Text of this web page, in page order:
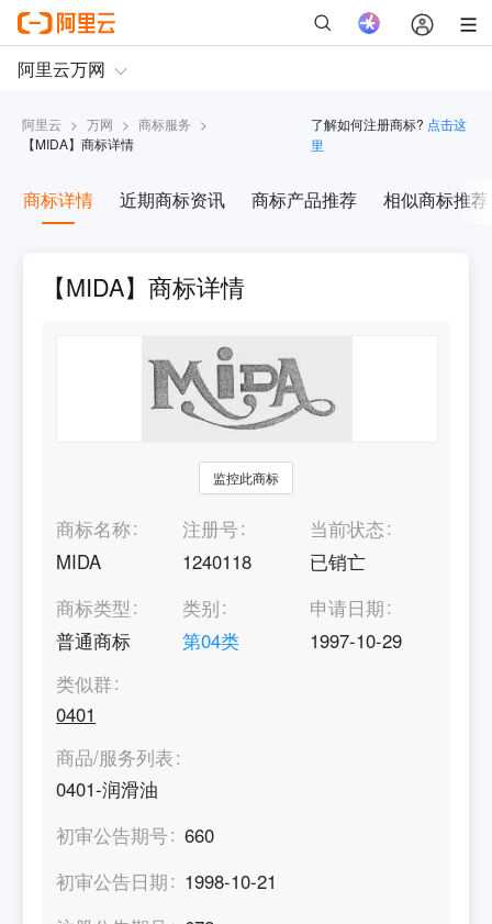
阿里云 > 万网 > 商标服务 >
【MIDA】商标详情
了解如何注册商标? 点击这
里
商标详情 近期商标资讯 商标产品推荐 相似商标推荐
【MIDA】商标详情
监控此商标
商标名称
MIDA
注册号
1240118
当前状态
已销亡
商标类型
普通商标
类别
第04类
申请日期
1997-10-29
类似群
0401
商品/服务列表
0401-润滑油
初审公告期号
660
初审公告日期
1998-10-21